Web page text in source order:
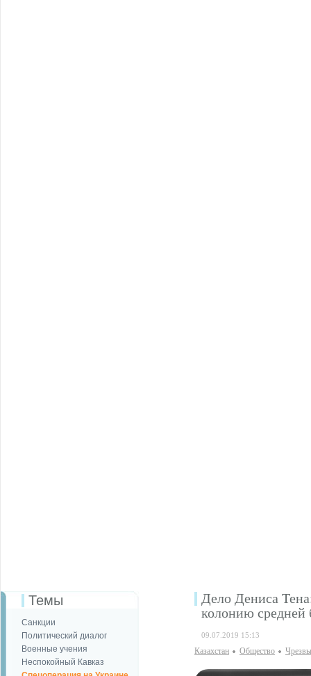
Темы
Санкции
Политический диалог
Военные учения
Неспокойный Кавказ
Дело Дениса
колонию средней
09.07.2019 15:13
Казахстан Общество